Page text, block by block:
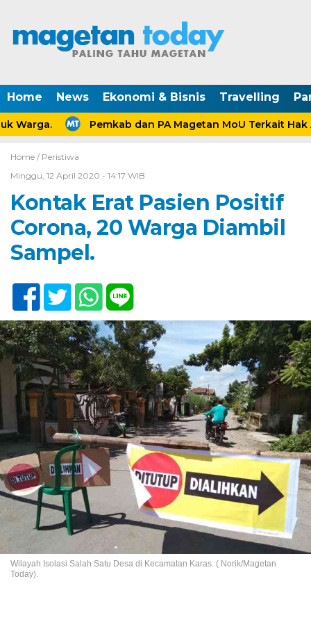
Home News Ekonomi & Bisnis Travelling
Warga. Pemkab dan PA Magetan MoU Terkait Hak
Home / Peristiwa
Minggu, 12 April 2020 - 14:17 WIB
Kontak Erat Pasien Positif
Corona, 20 Warga Diambil
Sampel.
Wilayah Isolasi Salah Satu Desa di Kecamatan Karas. ( Norik/Magetan
Today).